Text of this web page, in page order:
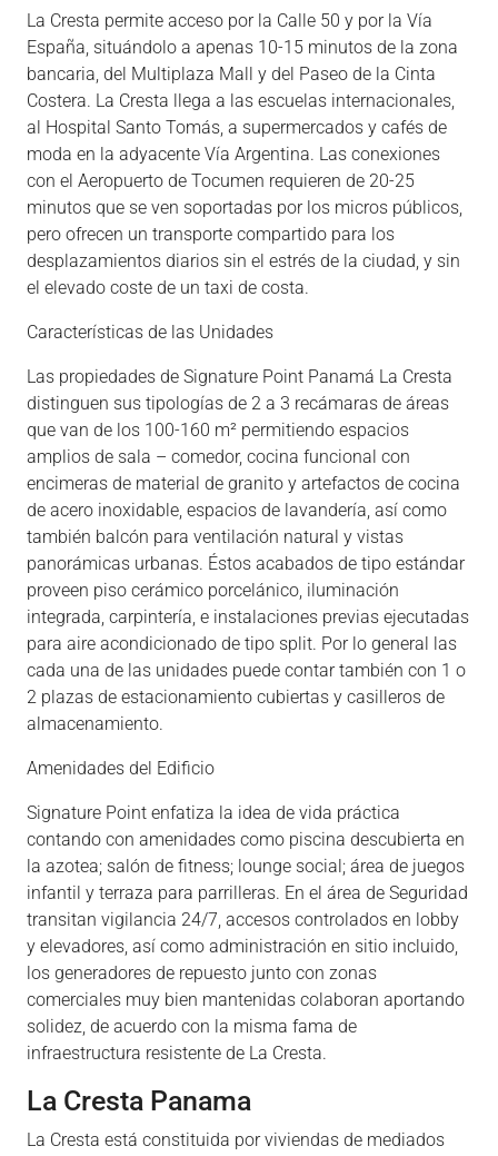
La Cresta permite acceso por la Calle 50 y por la Vía
España, situándolo a apenas 10-15 minutos de la zona
bancaria, del Multiplaza Mall y del Paseo de la Cinta
Costera. La Cresta llega a las escuelas internacionales,
al Hospital Santo Tomás, a supermercados y cafés de
moda en la adyacente Vía Argentina. Las conexiones
con el Aeropuerto de Tocumen requieren de 20-25
minutos que se ven soportadas por los micros públicos,
pero ofrecen un transporte compartido para los
desplazamientos diarios sin el estrés de la ciudad, y sin
el elevado coste de un taxi de costa.
Características de las Unidades
Las propiedades de Signature Point Panamá La Cresta
distinguen sus tipologías de 2 a 3 recámaras de áreas
que van de los 100-160 m² permitiendo espacios
amplios de sala – comedor, cocina funcional con
encimeras de material de granito y artefactos de cocina
de acero inoxidable, espacios de lavandería, así como
también balcón para ventilación natural y vistas
panorámicas urbanas. Éstos acabados de tipo estándar
proveen piso cerámico porcelánico, iluminación
integrada, carpintería, e instalaciones previas ejecutadas
para aire acondicionado de tipo split. Por lo general las
cada una de las unidades puede contar también con 1 o
2 plazas de estacionamiento cubiertas y casilleros de
almacenamiento.
Amenidades del Edificio
Signature Point enfatiza la idea de vida práctica
contando con amenidades como piscina descubierta en
la azotea; salón de fitness; lounge social; área de juegos
infantil y terraza para parrilleras. En el área de Seguridad
transitan vigilancia 24/7, accesos controlados en lobby
y elevadores, así como administración en sitio incluido,
los generadores de repuesto junto con zonas
comerciales muy bien mantenidas colaboran aportando
solidez, de acuerdo con la misma fama de
infraestructura resistente de La Cresta.
La Cresta Panama
La Cresta está constituida por viviendas de mediados